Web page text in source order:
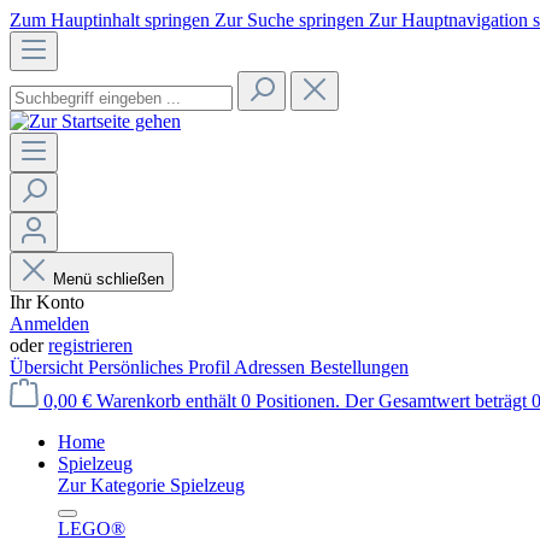
Zum Hauptinhalt springen Zur Suche springen Zur Hauptnavigation
Menü schließen
Ihr Konto
Anmelden
oderregistrieren
Übersicht Persönliches Profil Adressen Bestellungen
0,00 € Warenkorb enthält 0 Positionen. Der Gesamtwert beträgt
Home
Spielzeug
Zur Kategorie Spielzeug
LEGO®